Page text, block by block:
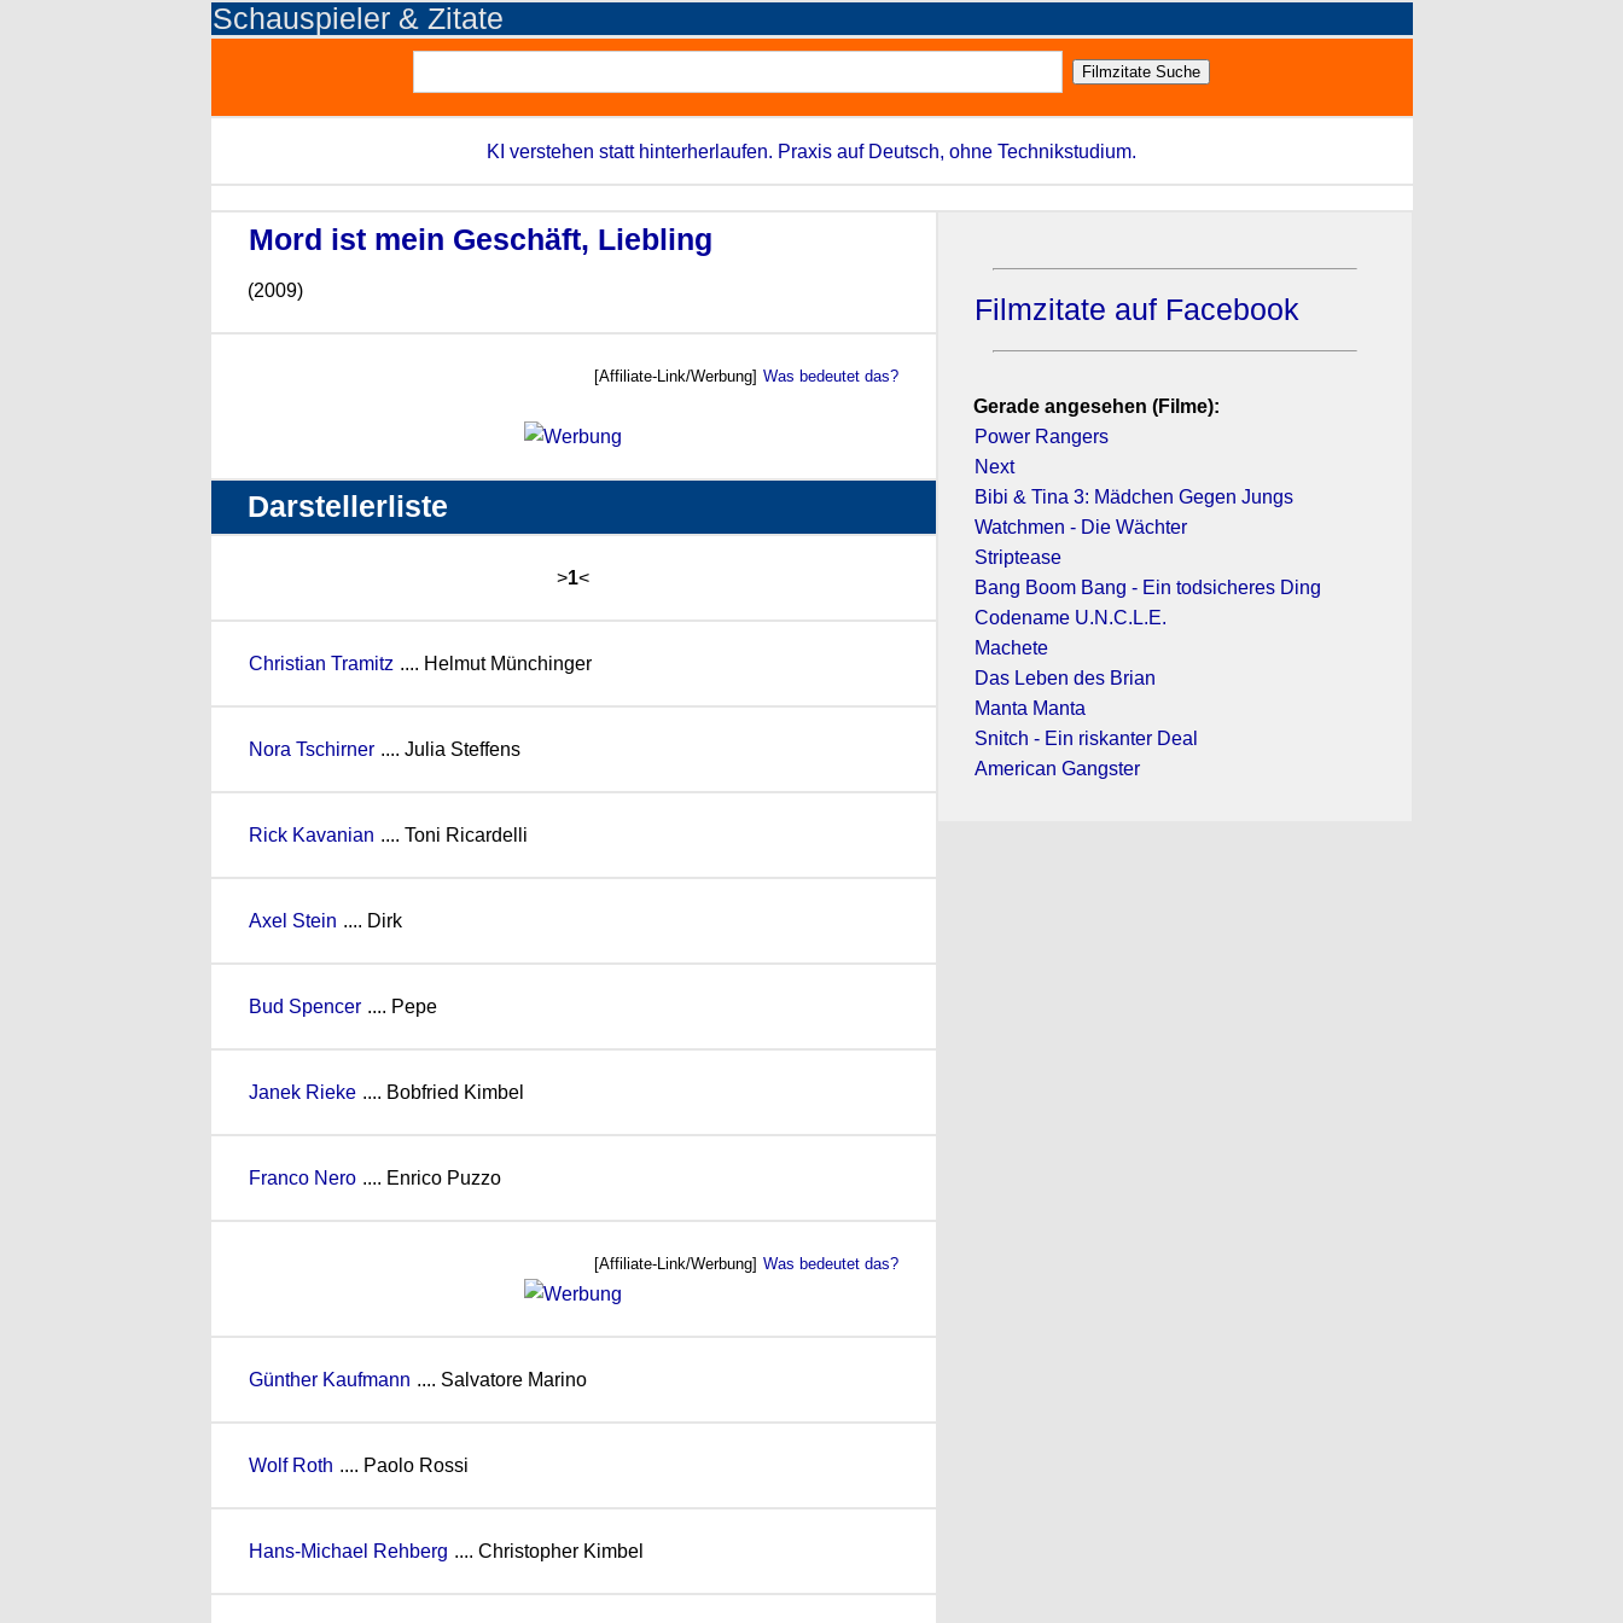
Schauspieler & Zitate
KI verstehen statt hinterherlaufen. Praxis auf Deutsch, ohne Technikstudium.
Mord ist mein Geschäft, Liebling
(2009)
[Affiliate-Link/Werbung] Was bedeutet das?
Darstellerliste
>1<
Christian Tramitz .... Helmut Münchinger
Nora Tschirner .... Julia Steffens
Rick Kavanian .... Toni Ricardelli
Axel Stein .... Dirk
Bud Spencer .... Pepe
Janek Rieke .... Bobfried Kimbel
Franco Nero .... Enrico Puzzo
[Affiliate-Link/Werbung] Was bedeutet das?
Günther Kaufmann .... Salvatore Marino
Wolf Roth .... Paolo Rossi
Hans-Michael Rehberg .... Christopher Kimbel
Filmzitate auf Facebook
Gerade angesehen (Filme):
Power Rangers
Next
Bibi & Tina 3: Mädchen Gegen Jungs
Watchmen - Die Wächter
Striptease
Bang Boom Bang - Ein todsicheres Ding
Codename U.N.C.L.E.
Machete
Das Leben des Brian
Manta Manta
Snitch - Ein riskanter Deal
American Gangster